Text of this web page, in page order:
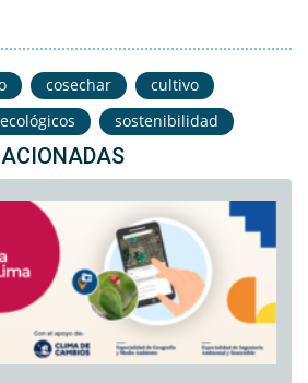
cosechar
cultivo
sostenibilidad